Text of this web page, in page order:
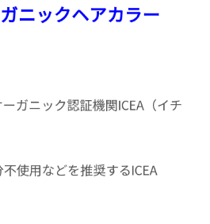
ニックヘアカラー
ガニック認証機関ICEA（イチ
使用などを推奨するICEA